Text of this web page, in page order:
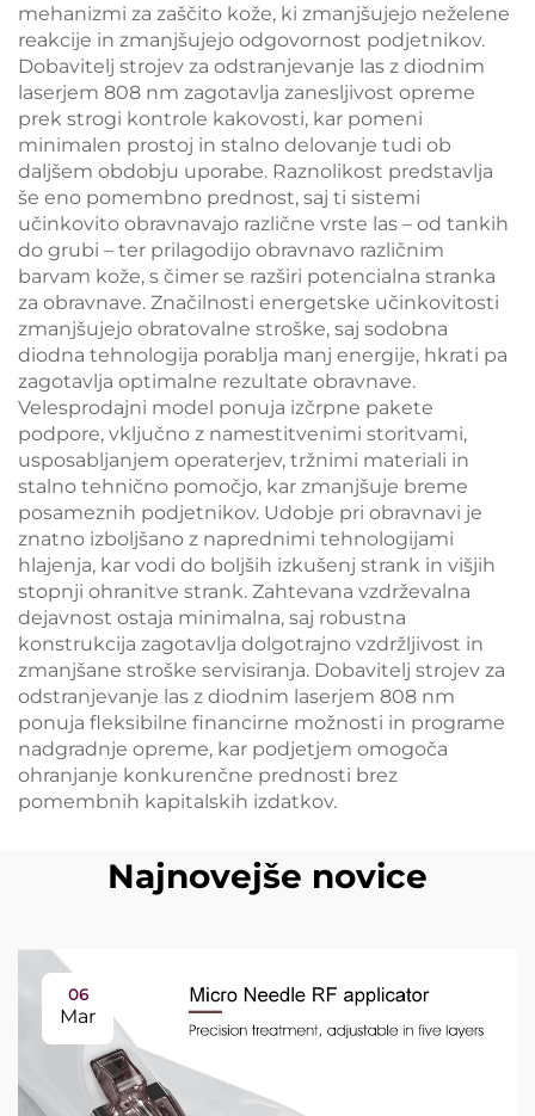
mehanizmi za zaščito kože, ki zmanjšujejo neželene
reakcije in zmanjšujejo odgovornost podjetnikov.
Dobavitelj strojev za odstranjevanje las z diodnim
laserjem 808 nm zagotavlja zanesljivost opreme
prek strogi kontrole kakovosti, kar pomeni
minimalen prostoj in stalno delovanje tudi ob
daljšem obdobju uporabe. Raznolikost predstavlja
še eno pomembno prednost, saj ti sistemi
učinkovito obravnavajo različne vrste las – od tankih
do grubi – ter prilagodijo obravnavo različnim
barvam kože, s čimer se razširi potencialna stranka
za obravnave. Značilnosti energetske učinkovitosti
zmanjšujejo obratovalne stroške, saj sodobna
diodna tehnologija porablja manj energije, hkrati pa
zagotavlja optimalne rezultate obravnave.
Velesprodajni model ponuja izčrpne pakete
podpore, vključno z namestitvenimi storitvami,
usposabljanjem operaterjev, tržnimi materiali in
stalno tehnično pomočjo, kar zmanjšuje breme
posameznih podjetnikov. Udobje pri obravnavi je
znatno izboljšano z naprednimi tehnologijami
hlajenja, kar vodi do boljših izkušenj strank in višjih
stopnji ohranitve strank. Zahtevana vzdrževalna
dejavnost ostaja minimalna, saj robustna
konstrukcija zagotavlja dolgotrajno vzdržljivost in
zmanjšane stroške servisiranja. Dobavitelj strojev za
odstranjevanje las z diodnim laserjem 808 nm
ponuja fleksibilne financirne možnosti in programe
nadgradnje opreme, kar podjetjem omogoča
ohranjanje konkurenčne prednosti brez
pomembnih kapitalskih izdatkov.
Najnovejše novice
06
Mar